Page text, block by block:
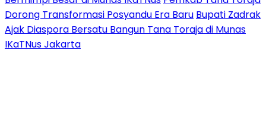
Dorong Transformasi Posyandu Era Baru Bupati Zadrak
Ajak Diaspora Bersatu Bangun Tana Toraja di Munas
IKaTNus Jakarta